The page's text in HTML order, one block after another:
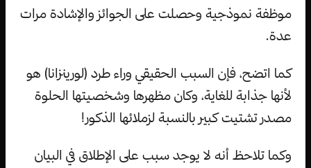
موظفة نموذجية وحصلت على الجوائز والإشادة مرات
عدة.
كما اتضح، فإن السبب الحقيقي وراء طرد (لورينزانا) هو
لأنها جذابة للغاية، وكان مظهرها وشخصيتها الحلوة
مصدر تشتيت كبير بالنسبة لزملائها الذكور!
وكما تلاحظ أنه لا يوجد سبب على الإطلاق في البيان